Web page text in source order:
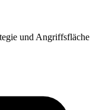
und Angriffsfläche